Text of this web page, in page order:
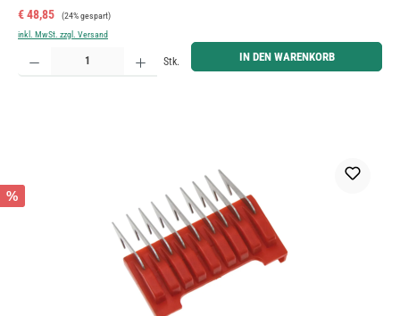
Verkaufspreis:
€ 48,85 Regulärer Preis:
(24% gespart)
inkl. MwSt. zzgl. Versand
Produkt Anzahl: Gib den gewünschten Wert ein oder benutze die Schaltflächen um die Anzahl zu
Stk. IN DEN WARENKORB
%